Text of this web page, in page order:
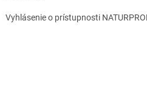
Vyhlásenie o prístupnosti